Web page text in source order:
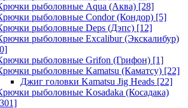
рыболовные Aqua (Аква) [28]
рыболовные Condor (Кондор) [5]
рыболовные Deps (Дэпс) [12]
рыболовные Excalibur (Экскалибур)
рыболовные Grifon (Грифон) [1]
рыболовные Kamatsu (Каматсу) [22]
Джиг головки Kamatsu Jig Heads [22]
рыболовные Kosadaka (Косадака)